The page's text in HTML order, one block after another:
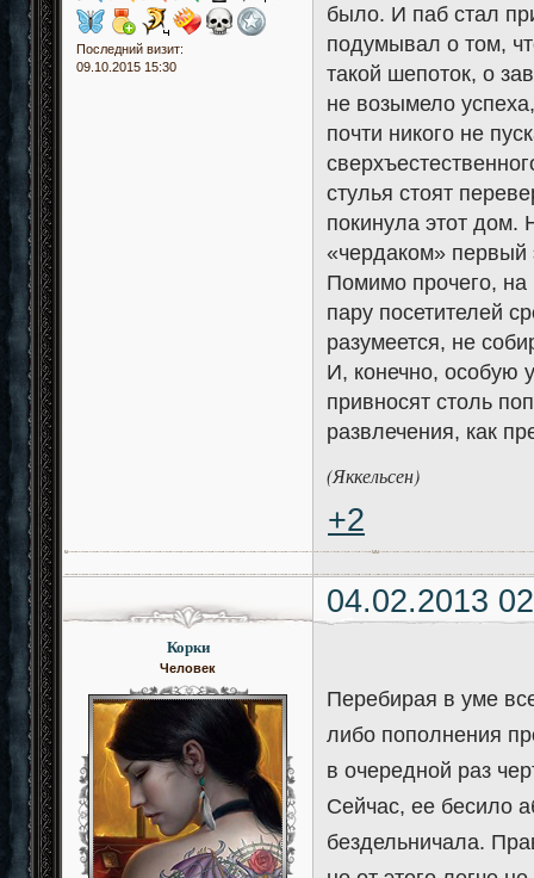
Последний визит:
09.10.2015 15:30
было. И паб стал
подумывал о том,
такой шепоток, о
не возымело
почти никого не
стулья стоят
покинула этот дом.
«чердаком» первый
Помимо прочего, на
пару посетителей
разумеется, не
И, конечно, особую
привносят столь
развлечения, как
(Яккельсен)
+2
04.02.2013
Корки
Человек
Перебирая в уме
либо пополнения
в очередной раз
Сейчас, ее бесило
бездельничала.